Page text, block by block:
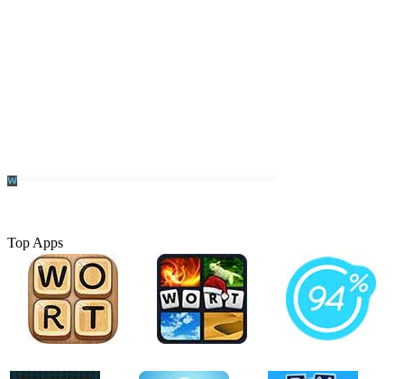
Top Apps